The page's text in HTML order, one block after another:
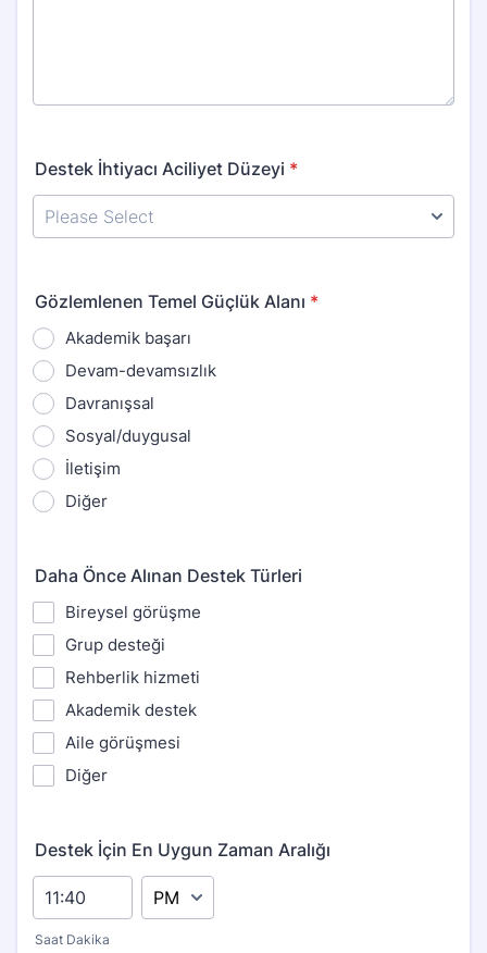
Destek İhtiyacı Aciliyet Düzeyi *
Gözlemlenen Temel Güçlük Alanı *
Akademik başarı
Devam-devamsızlık
Davranışsal
Sosyal/duygusal
İletişim
Diğer
Daha Önce Alınan Destek Türleri
Bireysel görüşme
Grup desteği
Rehberlik hizmeti
Akademik destek
Aile görüşmesi
Diğer
Destek İçin En Uygun Zaman Aralığı
Saat Dakika
AM/PM Option